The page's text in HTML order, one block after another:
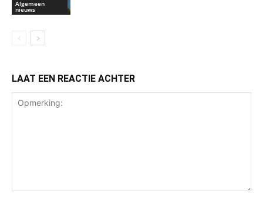
Algemeen
nieuws
LAAT EEN REACTIE ACHTER